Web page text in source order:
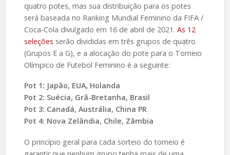
quatro potes, mas sua distribuição para os potes
será baseada no Ranking Mundial Feminino da FIFA /
Coca-Cola divulgado em 16 de abril de 2021. As 12
seleções serão divididas em três grupos de quatro
(Grupos E a G), e a alocação do pote para o Torneio
Olímpico de Futebol Feminino é a seguinte:
Pot 1: Japão, EUA, Holanda
Pot 2: Suécia, Grã-Bretanha, Brasil
Pot 3: Canadá, Austrália, China PR
Pot 4: Nova Zelândia, Chile, Zâmbia
O princípio geral para cada sorteio do torneio é